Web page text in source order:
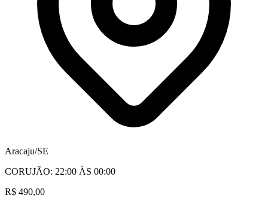
Aracaju/SE
CORUJÃO: 22:00 ÀS 00:00
R$ 490,00